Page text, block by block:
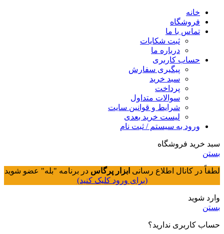
خانه
فروشگاه
تماس با ما
ثبت شکایات
درباره ما
حساب کاربری
پیگیری سفارش
سبد خرید
پرداخت
سوالات متداول
شرایط و قوانین سایت
لیست خرید بعدی
ورود به سیستم / ثبت نام
سبد خرید فروشگاه
بستن
لطفاً در کانال اطلاع رسانی ابزار پرگاس در برنامه "بله" عضو شوید
(برای ورود کلیک کنید)
وارد شوید
بستن
حساب کاربری ندارید؟